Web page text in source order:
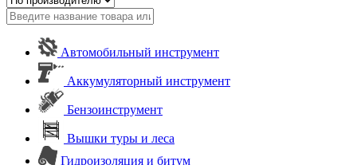
Автомобильный инструмент
Аккумуляторный инструмент
Бензоинструмент
Вышки туры и леса
Гидроизоляция и битум